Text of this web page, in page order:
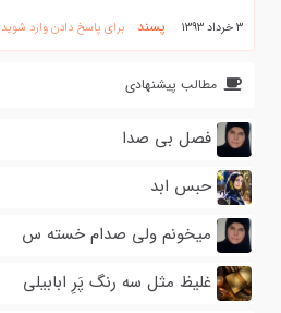
3 خرداد 1393 پسند برای پاسخ دادن وارد شوید
مطالب پیشنهادی
فصل بی صدا
حبس ابد
میخونم ولی صدام خسته س
غلیظ مثل سه رنگ پَرِ ابابیلی